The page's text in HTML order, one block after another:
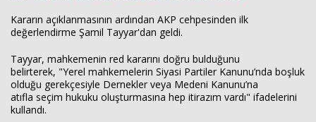
Kararın açıklanmasının ardından AKP cehpesinden ilk
değerlendirme Şamil Tayyar'dan geldi.
Tayyar, mahkemenin red kararını doğru bulduğunu
belirterek, "Yerel mahkemelerin Siyasi Partiler Kanunu’nda boşluk
olduğu gerekçesiyle Dernekler veya Medeni Kanunu’na
atıfla seçim hukuku oluşturmasına hep itirazım vardı" ifadelerini
kullandı.